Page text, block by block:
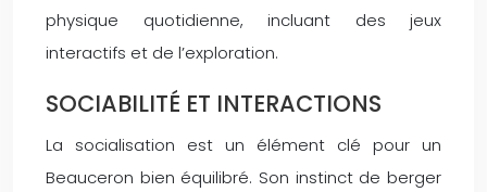
physique quotidienne, incluant des jeux
interactifs et de l’exploration.
SOCIABILITÉ ET INTERACTIONS
La socialisation est un élément clé pour un
Beauceron bien équilibré. Son instinct de berger